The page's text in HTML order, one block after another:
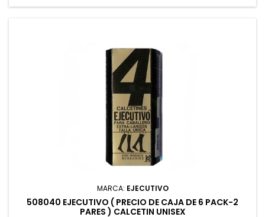
MARCA: EJECUTIVO
508040 EJECUTIVO ( PRECIO DE CAJA DE 6 PACK-2
PARES ) CALCETIN UNISEX